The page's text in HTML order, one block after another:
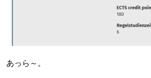
あっら～。